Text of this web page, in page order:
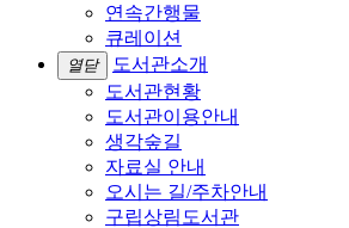
연속간행물
큐레이션
열닫
도서관소개
도서관현황
도서관이용안내
생각숲길
자료실 안내
오시는 길/주차안내
구립상림도서관